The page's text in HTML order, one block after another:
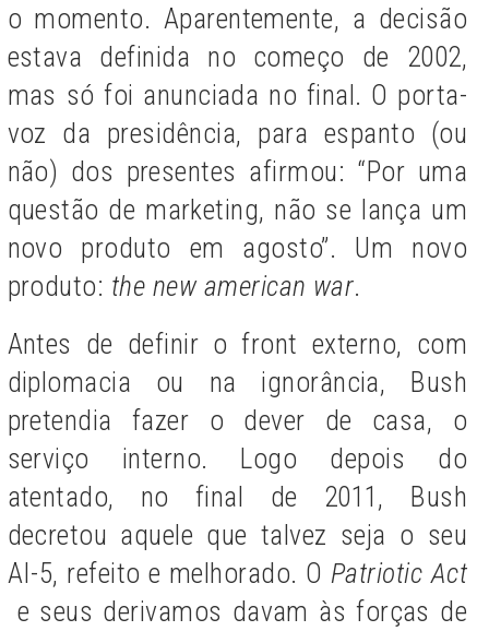
o momento. Aparentemente, a decisão
estava definida no começo de 2002,
mas só foi anunciada no final. O porta-
voz da presidência, para espanto (ou
não) dos presentes afirmou: “Por uma
questão de marketing, não se lança um
novo produto em agosto”. Um novo
produto: the new american war.
Antes de definir o front externo, com
diplomacia ou na ignorância, Bush
pretendia fazer o dever de casa, o
serviço interno. Logo depois do
atentado, no final de 2011, Bush
decretou aquele que talvez seja o seu
AI-5, refeito e melhorado. O Patriotic Act
e seus derivamos davam às forças de